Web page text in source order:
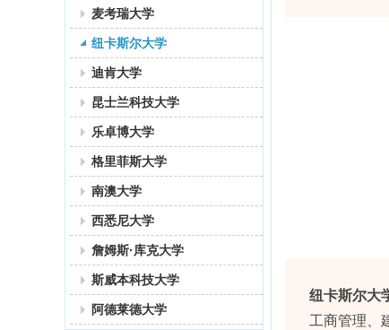
麦考瑞大学
纽卡斯尔大学
迪肯大学
昆士兰科技大学
乐卓博大学
格里菲斯大学
南澳大学
西悉尼大学
詹姆斯·库克大学
斯威本科技大学
阿德莱德大学
纽卡斯尔大
工商管理、